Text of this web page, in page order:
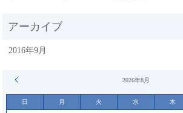
2016年9月
2026年8月
日 月 火 水 木